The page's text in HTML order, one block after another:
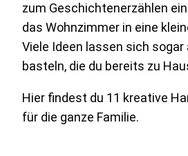
zum Geschichtenerzählen
das Wohnzimmer in eine
Viele Ideen lassen sich sogar
basteln, die du bereits zu
Hier findest du 11 kreative
für die ganze Familie.